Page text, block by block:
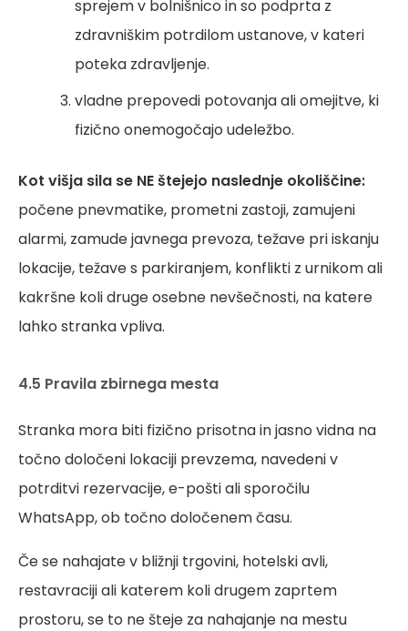
sprejem v bolnišnico in so podprta z
zdravniškim potrdilom ustanove, v kateri
poteka zdravljenje.
vladne prepovedi potovanja ali omejitve, ki
fizično onemogočajo udeležbo.
Kot višja sila se NE štejejo naslednje okoliščine:
počene pnevmatike, prometni zastoji, zamujeni
alarmi, zamude javnega prevoza, težave pri iskanju
lokacije, težave s parkiranjem, konflikti z urnikom ali
kakršne koli druge osebne nevšečnosti, na katere
lahko stranka vpliva.
4.5 Pravila zbirnega mesta
Stranka mora biti fizično prisotna in jasno vidna na
točno določeni lokaciji prevzema, navedeni v
potrditvi rezervacije, e-pošti ali sporočilu
WhatsApp, ob točno določenem času.
Če se nahajate v bližnji trgovini, hotelski avli,
restavraciji ali katerem koli drugem zaprtem
prostoru, se to ne šteje za nahajanje na mestu